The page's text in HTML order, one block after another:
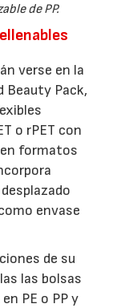
de PP.
verse en la
Beauty Pack,
o rPET con
en formatos
envase
de su
las bolsas
PE o PP y